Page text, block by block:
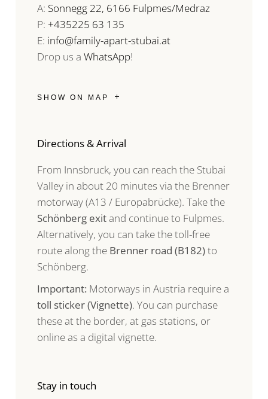
A: Sonnegg 22, 6166 Fulpmes/Medraz
P: +435225 63 135
E: info@family-apart-stubai.at
Drop us a WhatsApp!
SHOW ON MAP
Directions & Arrival
From Innsbruck, you can reach the Stubai
Valley in about 20 minutes via the Brenner
motorway (A13 / Europabrücke). Take the
Schönberg exitand continue to Fulpmes.
Alternatively, you can take the toll-free
route along the Brenner road (B182)to
Schönberg.
Important: Motorways in Austria require a
toll sticker (Vignette). You can purchase
these at the border, at gas stations, or
online as a digital vignette.
Stay in touch